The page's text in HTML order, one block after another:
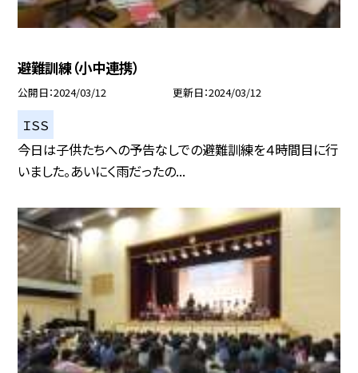
避難訓練（小中連携）
公開日 2024/03/12 更新日 2024/03/12
ＩＳＳ
今日は子供たちへの予告なしでの避難訓練を４時間目に行
いました。あいにく雨だったの...